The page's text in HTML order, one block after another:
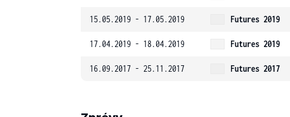
15.05.2019 - 17.05.2019 Futures 2019
17.04.2019 - 18.04.2019 Futures 2019
16.09.2017 - 25.11.2017 Futures 2017